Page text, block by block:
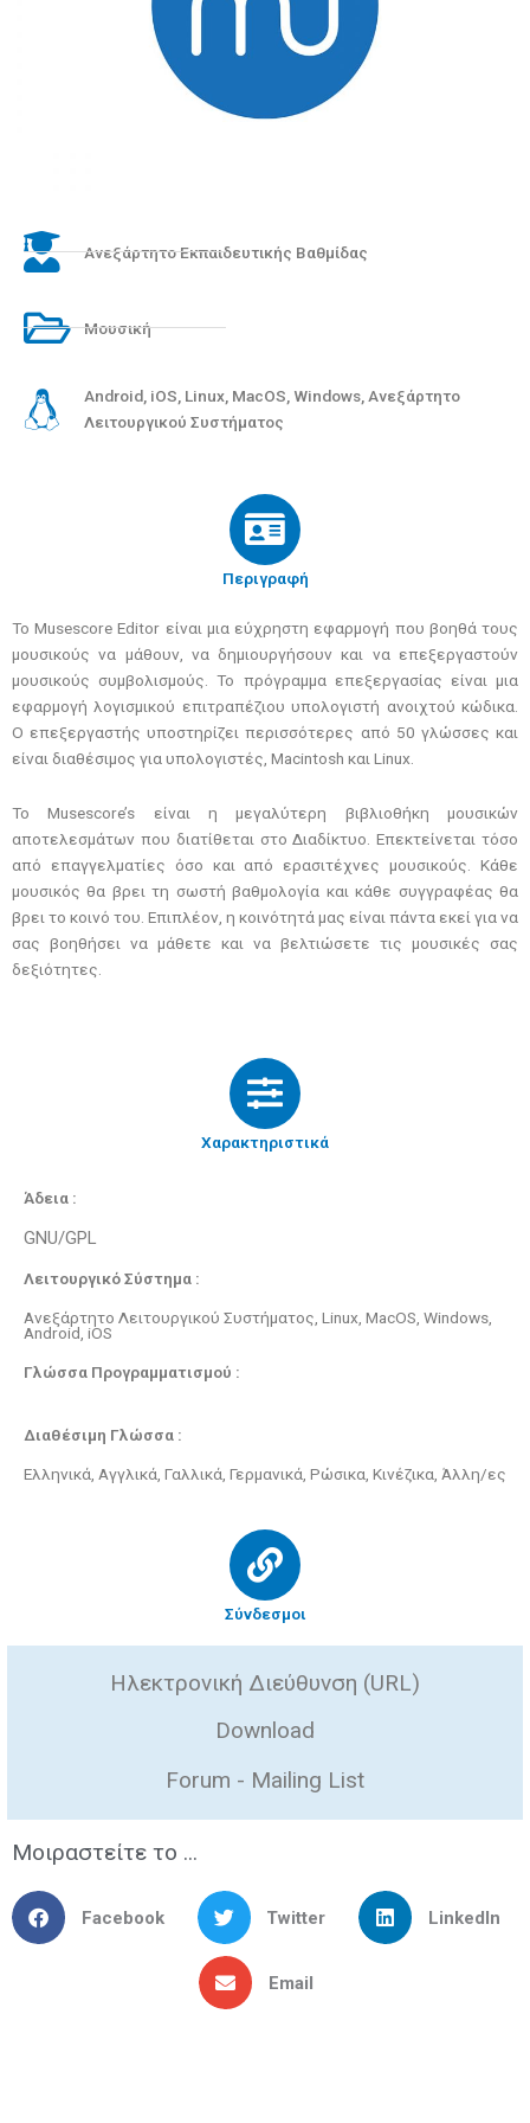
Ανεξάρτητο Εκπαιδευτικής Βαθμίδας
Μουσική
Android, iOS, Linux, MacOS, Windows,Ανεξάρτητο
Λειτουργικού Συστήματος
Περιγραφή
Το Musescore Editor είναι μια εύχρηστη εφαρμογή που βοηθά τους
μουσικούς να μάθουν, να δημιουργήσουν και να επεξεργαστούν
μουσικούς συμβολισμούς. Το πρόγραμμα επεξεργασίας είναι μια
εφαρμογή λογισμικού επιτραπέζιου υπολογιστή ανοιχτού κώδικα.
Ο επεξεργαστής υποστηρίζει περισσότερες από 50 γλώσσες και
είναι διαθέσιμος για υπολογιστές, Macintosh και Linux.
Το Musescore’s είναι η μεγαλύτερη βιβλιοθήκη μουσικών
αποτελεσμάτων που διατίθεται στο Διαδίκτυο. Επεκτείνεται τόσο
από επαγγελματίες όσο και από ερασιτέχνες μουσικούς. Κάθε
μουσικός θα βρει τη σωστή βαθμολογία και κάθε συγγραφέας θα
βρει το κοινό του. Επιπλέον, η κοινότητά μας είναι πάντα εκεί για να
σας βοηθήσει να μάθετε και να βελτιώσετε τις μουσικές σας
δεξιότητες.
Χαρακτηριστικά
Άδεια :
GNU/GPL
Λειτουργικό Σύστημα :
Ανεξάρτητο Λειτουργικού Συστήματος, Linux, MacOS, Windows,
Android, iOS
Γλώσσα Προγραμματισμού :
Διαθέσιμη Γλώσσα :
Ελληνικά, Αγγλικά, Γαλλικά, Γερμανικά, Ρώσικα, Κινέζικα, Άλλη/ες
Σύνδεσμοι
Ηλεκτρονική Διεύθυνση (URL)
Download
Forum - Mailing List
Μοιραστείτε το ...
Facebook Twitter LinkedIn
Email